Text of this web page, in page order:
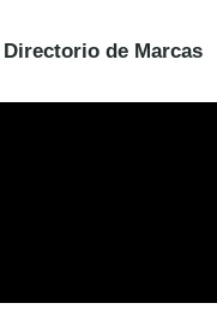
Directorio de Marcas